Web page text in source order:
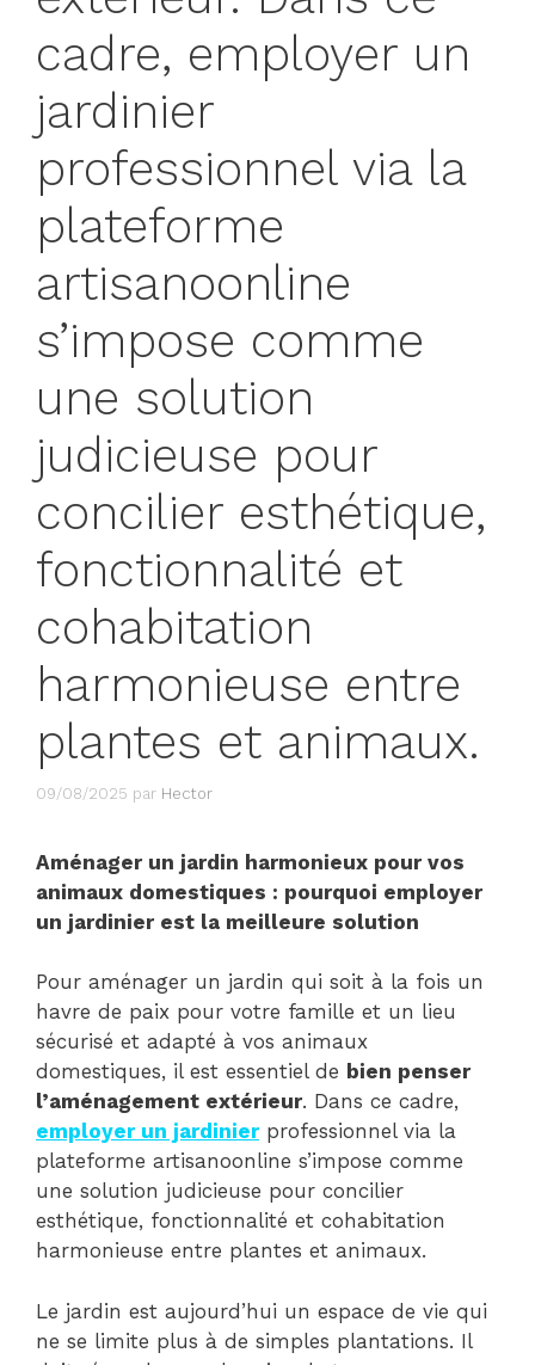
cadre, employer un
jardinier
professionnel via la
plateforme
artisanoonline
s’impose comme
une solution
judicieuse pour
concilier esthétique,
fonctionnalité et
cohabitation
harmonieuse entre
plantes et animaux.
09/08/2025 par Hector
Aménager un jardin harmonieux pour vos
animaux domestiques : pourquoi employer
un jardinier est la meilleure solution
Pour aménager un jardin qui soit à la fois un
havre de paix pour votre famille et un lieu
sécurisé et adapté à vos animaux
domestiques, il est essentiel de bien penser
l’aménagement extérieur. Dans ce cadre,
employer un jardinierprofessionnel via la
plateforme artisanoonline s’impose comme
une solution judicieuse pour concilier
esthétique, fonctionnalité et cohabitation
harmonieuse entre plantes et animaux.
Le jardin est aujourd’hui un espace de vie qui
ne se limite plus à de simples plantations. Il